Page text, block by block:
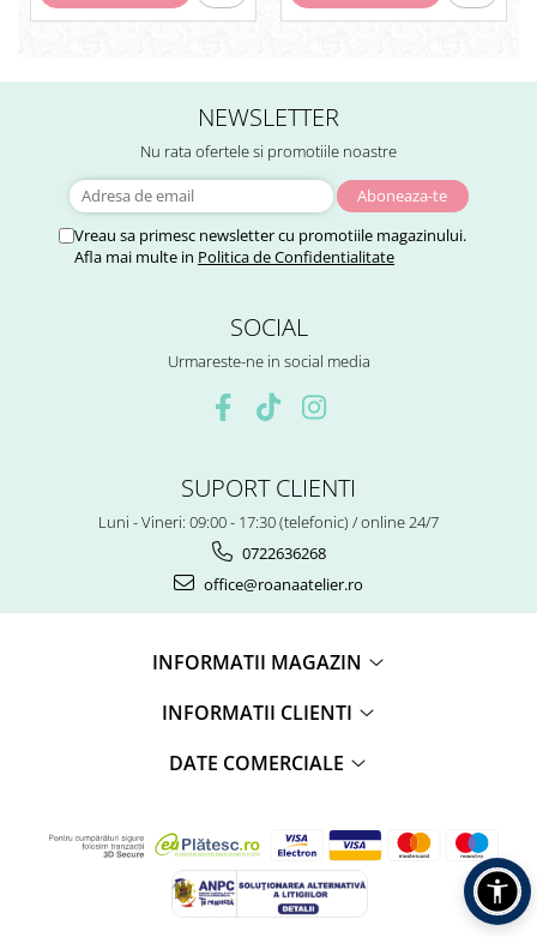
NEWSLETTER
Nu rata ofertele si promotiile noastre
Vreau sa primesc newsletter cu promotiile magazinului.
Afla mai multe in Politica de Confidentialitate
SOCIAL
Urmareste-ne in social media
SUPORT CLIENTI
Luni - Vineri: 09:00 - 17:30 (telefonic) / online 24/7
0722636268
office@roanaatelier.ro
INFORMATII MAGAZIN
INFORMATII CLIENTI
DATE COMERCIALE